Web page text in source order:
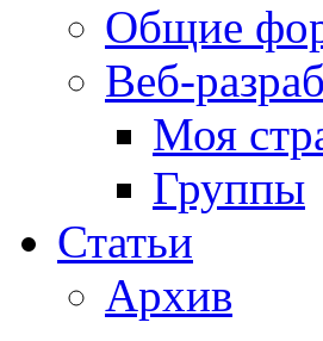
Общие
Веб-
Моя
Группы
Статьи
Архив